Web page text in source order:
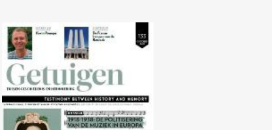
Nr. 133 (10/2021) 1918-1938: De
politisering van de muziek in
Europa